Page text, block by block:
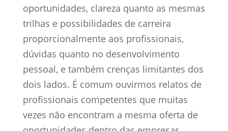
oportunidades, clareza quanto as mesmas
trilhas e possibilidades de carreira
proporcionalmente aos profissionais,
dúvidas quanto no desenvolvimento
pessoal, e também crenças limitantes dos
dois lados. É comum ouvirmos relatos de
profissionais competentes que muitas
vezes não encontram a mesma oferta de